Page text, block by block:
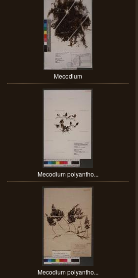
Mecodium
Mecodium polyantho...
Mecodium polyantho...